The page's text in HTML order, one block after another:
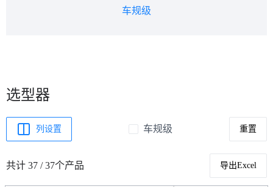
车规级
选型器
列设置 车规级 重置
共计 37 / 37个产品 导出Excel